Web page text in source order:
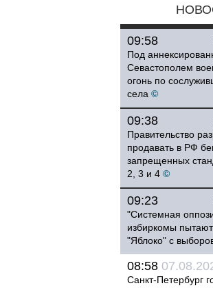
09:58
Под
Севастополем
огонь по
села ©
09:38
Правительство
продавать в РФ
запрещенных
2, 3 и 4 ©
09:23
"Системная
избиркомы
"Яблоко" с
08:58
Санкт-Петербург